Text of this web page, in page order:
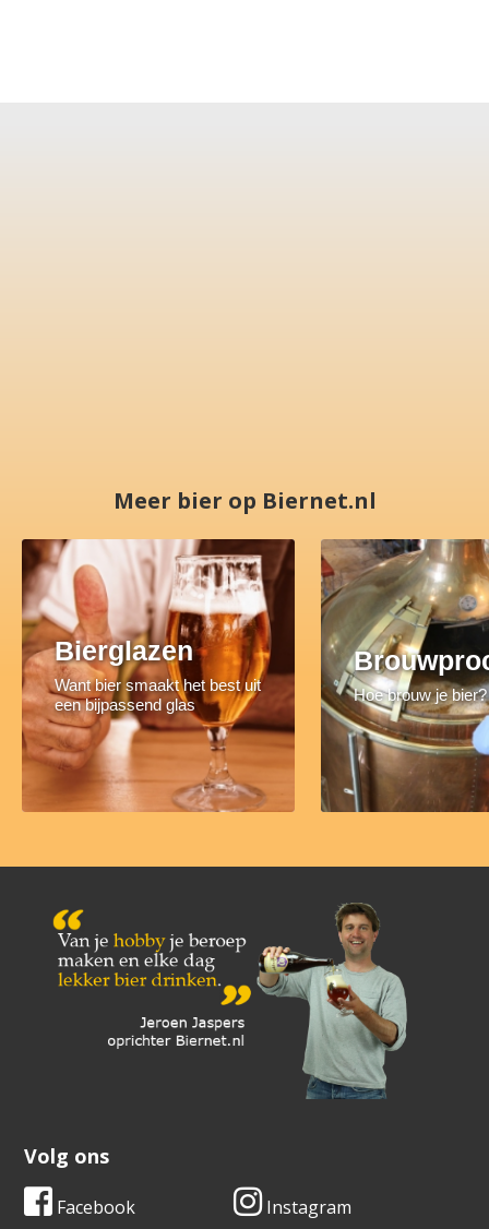
Meer bier op Biernet.nl
Bierglazen
Want bier smaakt het best uit
een bijpassend glas
Hoe brouw je bier?
Volg ons
Facebook Instagram